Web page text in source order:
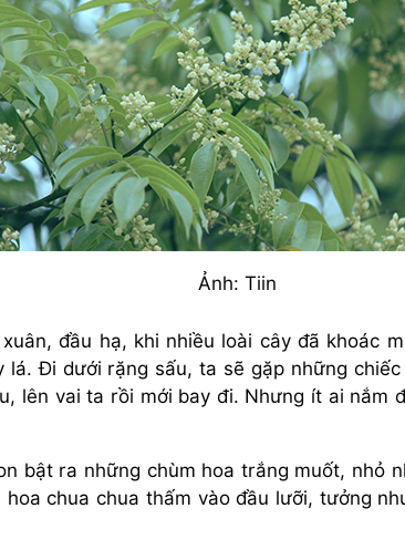
Ảnh: Tiin
đầu hạ, khi nhiều loài cây đã khoác
lá. Đi dưới rặng sấu, ta sẽ gặp những
lên vai ta rồi mới bay đi. Nhưng ít ai nắm
bật ra những chùm hoa trắng muốt, nhỏ
chua chua thấm vào đầu lưỡi, tưởng